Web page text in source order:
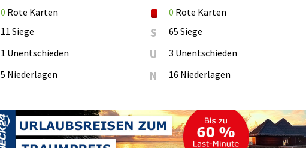
0 Rote Karten
11 Siege
1 Unentschieden
5 Niederlagen
0 Rote Karten
S 65 Siege
U 3 Unentschieden
N 16 Niederlagen